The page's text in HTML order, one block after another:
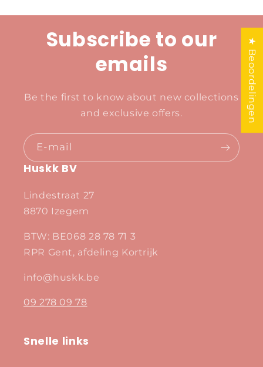
Subscribe to our
emails
Be the first to know about new collections
and exclusive offers.
E‑mail
Huskk BV
Lindestraat 27
8870 Izegem
BTW: BE068 28 78 71 3
RPR Gent, afdeling Kortrijk
info@huskk.be
09 278 09 78
Snelle links
★ Beoordelingen